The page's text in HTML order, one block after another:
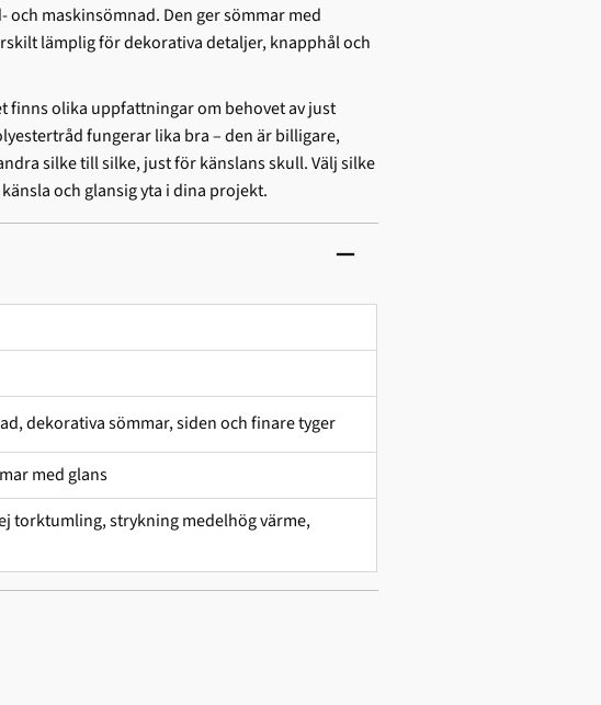
maskinsömnad. Den ger sömmar med
lämplig för dekorativa detaljer, knapphål och
finns olika uppfattningar om behovet av just
fungerar lika bra – den är billigare,
silke till silke, just för känslans skull. Välj silke
och glansig yta i dina projekt.
dekorativa sömmar, siden och finare tyger
med glans
torktumling, strykning medelhög värme,